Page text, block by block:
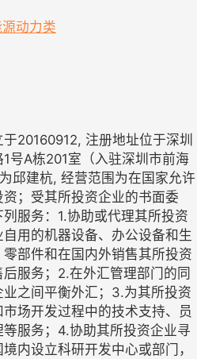
源动力类
20160912, 注册地址位于深圳
号A栋201室（入驻深圳市前海
邱建杭, 经营范围为在国家允许
；受其所投资企业的书面委
服务：1.协助或代理其所投资
用的机器设备、办公设备和生
部件和在国内外销售其所投资
服务；2.在外汇管理部门的同
之间平衡外汇；3.为其所投资
场开发过程中的技术支持、员
服务；4.协助其所投资企业寻
内设立科研开发中心或部门，